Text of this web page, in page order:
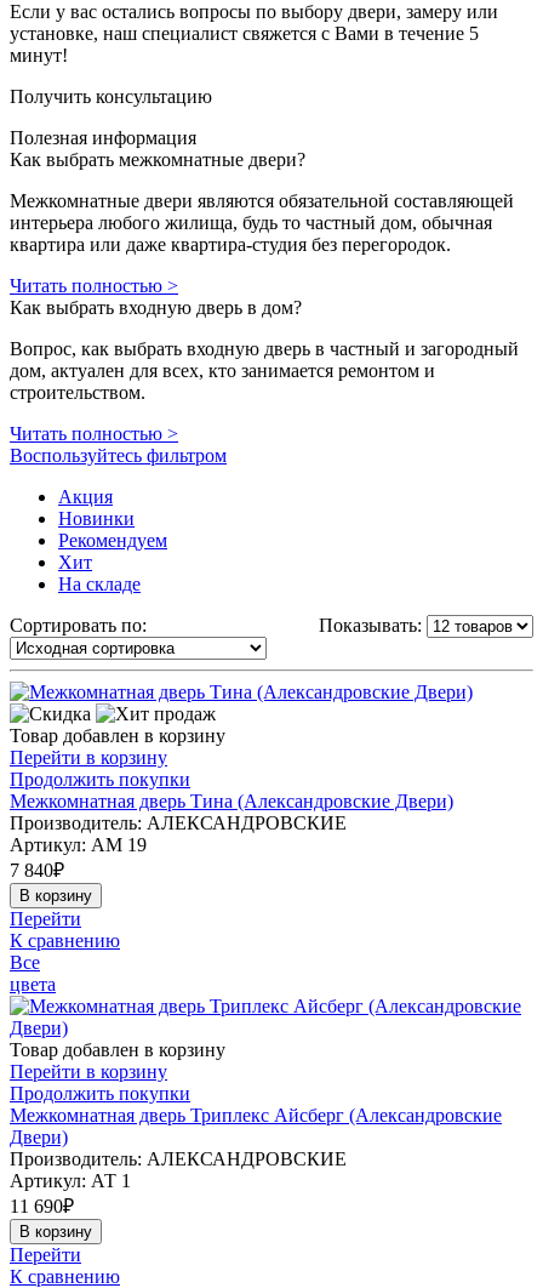
Если у вас остались вопросы по выбору двери, замеру или
установке, наш специалист свяжется с Вами в течение 5
минут!
Получить консультацию
Полезная информация
Как выбрать межкомнатные двери?
Межкомнатные двери являются обязательной составляющей
интерьера любого жилища, будь то частный дом, обычная
квартира или даже квартира-студия без перегородок.
Читать полностью >
Как выбрать входную дверь в дом?
Вопрос, как выбрать входную дверь в частный и загородный
дом, актуален для всех, кто занимается ремонтом и
строительством.
Читать полностью >
Воспользуйтесь фильтром
Акция
Новинки
Рекомендуем
Хит
На складе
Показывать:
Сортировать по:
Товар добавлен в корзину
Перейти в корзину
Продолжить покупки
Межкомнатная дверь Тина (Александровские Двери)
Производитель: АЛЕКСАНДРОВСКИЕ
Артикул: АМ 19
7 840₽
В корзину
Перейти
К сравнению
Все
цвета
Товар добавлен в корзину
Перейти в корзину
Продолжить покупки
Межкомнатная дверь Триплекс Айсберг (Александровские
Двери)
Производитель: АЛЕКСАНДРОВСКИЕ
Артикул: АТ 1
11 690₽
В корзину
Перейти
К сравнению